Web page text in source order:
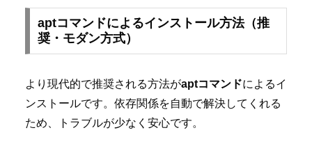
aptコマンドによるインストール方法（推
奨・モダン方式）
より現代的で推奨される方法がaptコマンドによるイ
ンストールです。依存関係を自動で解決してくれる
ため、トラブルが少なく安心です。